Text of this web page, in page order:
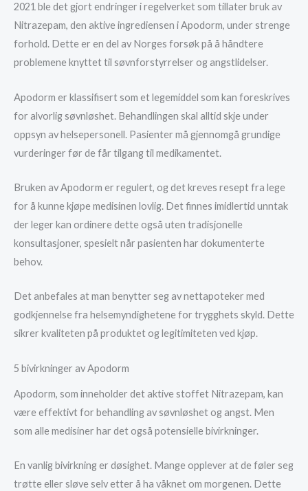
2021 ble det gjort endringer i regelverket som tillater bruk av
Nitrazepam, den aktive ingrediensen i Apodorm, under strenge
forhold. Dette er en del av Norges forsøk på å håndtere
problemene knyttet til søvnforstyrrelser og angstlidelser.
Apodorm er klassifisert som et legemiddel som kan foreskrives
for alvorlig søvnløshet. Behandlingen skal alltid skje under
oppsyn av helsepersonell. Pasienter må gjennomgå grundige
vurderinger før de får tilgang til medikamentet.
Bruken av Apodorm er regulert, og det kreves resept fra lege
for å kunne kjøpe medisinen lovlig. Det finnes imidlertid unntak
der leger kan ordinere dette også uten tradisjonelle
konsultasjoner, spesielt når pasienten har dokumenterte
behov.
Det anbefales at man benytter seg av nettapoteker med
godkjennelse fra helsemyndighetene for trygghets skyld. Dette
sikrer kvaliteten på produktet og legitimiteten ved kjøp.
5 bivirkninger av Apodorm
Apodorm, som inneholder det aktive stoffet Nitrazepam, kan
være effektivt for behandling av søvnløshet og angst. Men
som alle medisiner har det også potensielle bivirkninger.
En vanlig bivirkning er døsighet. Mange opplever at de føler seg
trøtte eller sløve selv etter å ha våknet om morgenen. Dette